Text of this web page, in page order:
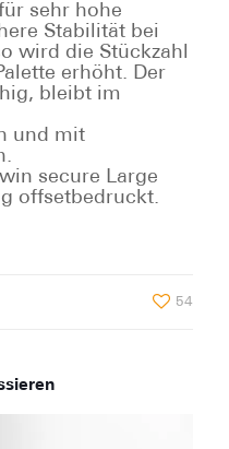
sehr hohe
Stabilität bei
wird die Stückzahl
erhöht. Der
bleibt im
und mit
secure Large
offsetbedruckt.
54